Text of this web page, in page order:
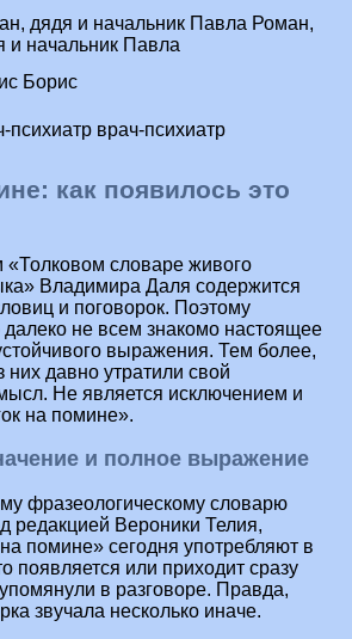
дядя и начальник Павла Роман,
и начальник Павла
Борис
психиатр врач-психиатр
как появилось это
«Толковом словаре живого
Владимира Даля содержится
и поговорок. Поэтому
далеко не всем знакомо настоящее
выражения. Тем более,
них давно утратили свой
Не является исключением и
на помине».
и полное выражение
фразеологическому словарю
редакцией Вероники Телия,
помине» сегодня употребляют в
появляется или приходит сразу
упомянули в разговоре. Правда,
звучала несколько иначе.